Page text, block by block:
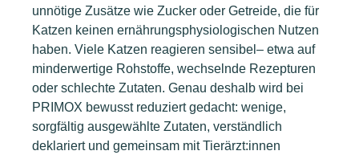
unnötige Zusätze wie Zucker oder Getreide, die für
Katzen keinen ernährungsphysiologischen Nutzen
haben. Viele Katzen reagieren sensibel– etwa auf
minderwertige Rohstoffe, wechselnde Rezepturen
oder schlechte Zutaten. Genau deshalb wird bei
PRIMOX bewusst reduziert gedacht: wenige,
sorgfältig ausgewählte Zutaten, verständlich
deklariert und gemeinsam mit Tierärzt:innen